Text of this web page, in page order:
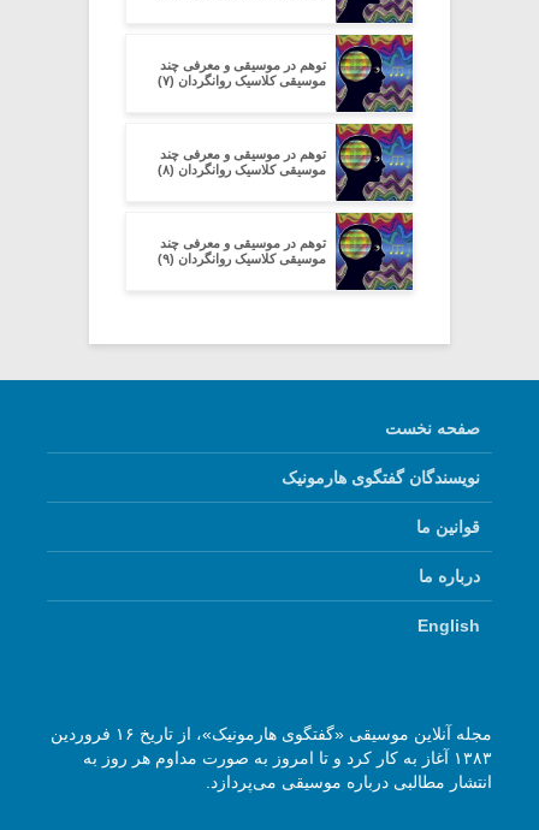
توهم در موسیقی و معرفی چند
موسیقی‌ کلاسیک روانگردان (۷)
توهم در موسیقی و معرفی چند
موسیقی‌ کلاسیک روانگردان (۸)
توهم در موسیقی و معرفی چند
موسیقی‌ کلاسیک روانگردان (۹)
صفحه نخست
نویسندگان گفتگوی هارمونیک
قوانین ما
درباره ما
English
مجله آنلاین موسیقی «گفتگوی هارمونیک»، از تاریخ ۱۶ فروردین
۱۳۸۳ آغاز به کار کرد و تا امروز به صورت مداوم هر روز به
انتشار مطالبی درباره موسیقی می‌پردازد.